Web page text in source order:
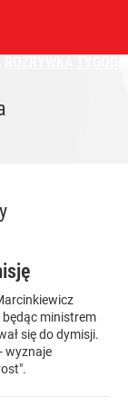
będąc ministrem
się do dymisji.
wyznaje